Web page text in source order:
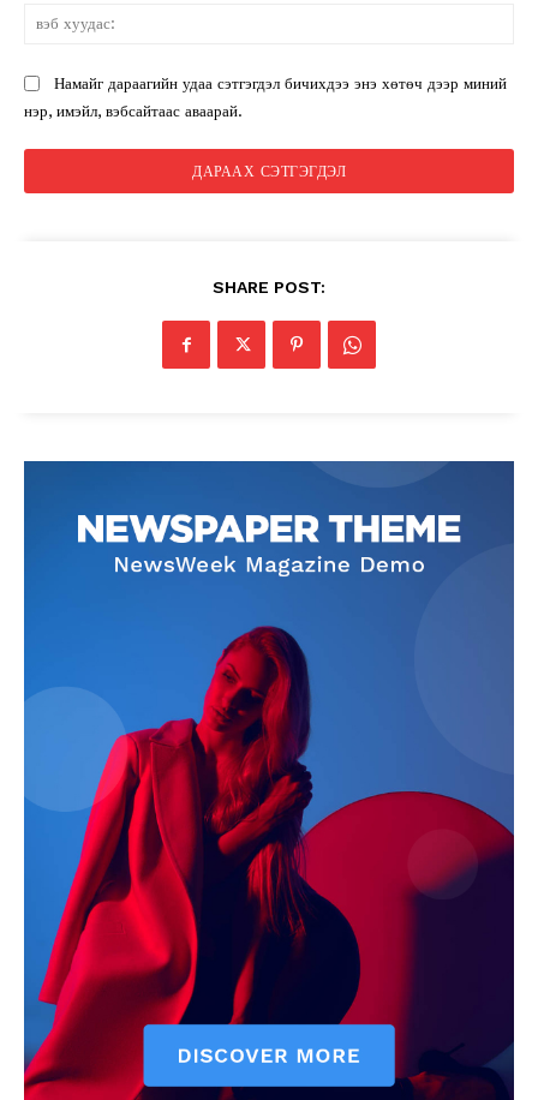
Намайг дараагийн удаа сэтгэгдэл бичихдээ энэ хөтөч дээр миний
нэр, имэйл, вэбсайтаас аваарай.
SHARE POST: